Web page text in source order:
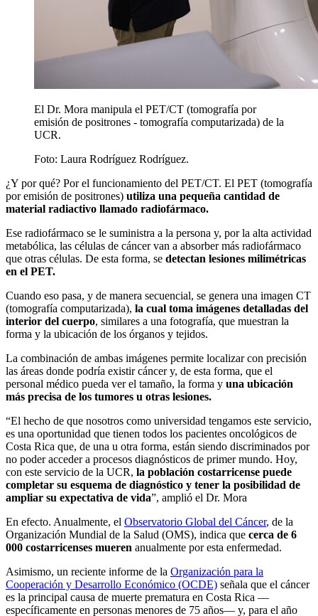
El Dr. Mora manipula el PET/CT (tomografía por
emisión de positrones - tomografía computarizada) de la
UCR.
Foto: Laura Rodríguez Rodríguez.
¿Y por qué? Por el funcionamiento del PET/CT. El PET (tomografía
por emisión de positrones) utiliza una pequeña cantidad de
material radiactivo llamado radiofármaco.
Ese radiofármaco se le suministra a la persona y, por la alta actividad
metabólica, las células de cáncer van a absorber más radiofármaco
que otras células. De esta forma, se detectan lesiones milimétricas
en el PET.
Cuando eso pasa, y de manera secuencial, se genera una imagen CT
(tomografía computarizada), la cual toma imágenes detalladas del
interior del cuerpo, similares a una fotografía, que muestran la
forma y la ubicación de los órganos y tejidos.
La combinación de ambas imágenes permite localizar con precisión
las áreas donde podría existir cáncer y, de esta forma, que el
personal médico pueda ver el tamaño, la forma y una ubicación
más precisa de los tumores u otras lesiones.
“El hecho de que nosotros como universidad tengamos este servicio,
es una oportunidad que tienen todos los pacientes oncológicos de
Costa Rica que, de una u otra forma, están siendo discriminados por
no poder acceder a procesos diagnósticos de primer mundo. Hoy,
con este servicio de la UCR, la población costarricense puede
completar su esquema de diagnóstico y tener la posibilidad de
ampliar su expectativa de vida”, amplió el Dr. Mora
En efecto. Anualmente, el Observatorio Global del Cáncer, de la
Organización Mundial de la Salud (OMS), indica que cerca de 6
000 costarricenses mueren anualmente por esta enfermedad.
Asimismo, un reciente informe de la Organización para la
Cooperación y Desarrollo Económico (OCDE) señala que el cáncer
es la principal causa de muerte prematura en Costa Rica —
específicamente en personas menores de 75 años— y, para el año